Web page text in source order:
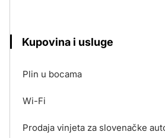
Kupovina i usluge
Plin u bocama
Wi-Fi
Prodaja vinjeta za slovenačke